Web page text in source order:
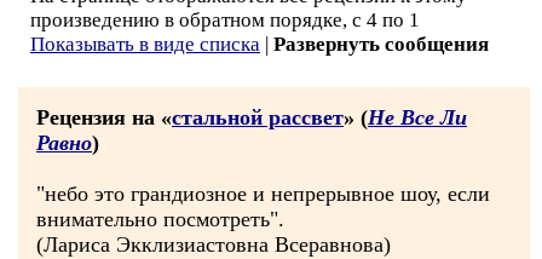
произведению в обратном порядке, с 4 по 1
Показывать в виде списка | Развернуть сообщения
Рецензия на «стальной рассвет» (Не Все Ли
Равно)
"небо это грандиозное и непрерывное шоу, если
внимательно посмотреть".
(Лариса Экклизиастовна Всеравнова)